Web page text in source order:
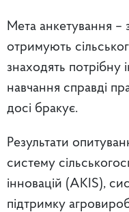
Мета анкетування –
отримують
знаходять потрібну
навчання справді
досі бракує.
Результати
систему
інновацій (AKIS),
підтримку